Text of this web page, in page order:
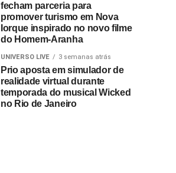
fecham parceria para
promover turismo em Nova
Iorque inspirado no novo filme
do Homem-Aranha
UNIVERSO LIVE 3 semanas atrás
Prio aposta em simulador de
realidade virtual durante
temporada do musical Wicked
no Rio de Janeiro